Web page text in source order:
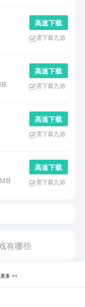
高 速 下 载
需下载九游
高 速 下 载
需下载九游
高 速 下 载
需下载九游
高 速 下 载
需下载九游
有哪些
更多<<